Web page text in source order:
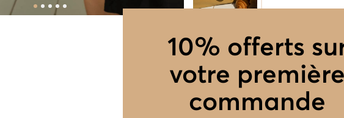
Vous avez aimé ceci, vous aimerez cela
10% offerts
votre première
commande